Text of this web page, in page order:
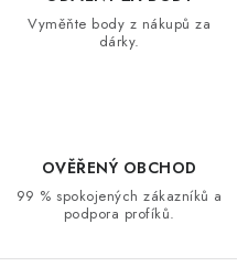
Vyměňte body z nákupů za
dárky.
OVĚŘENÝ OBCHOD
99 % spokojených zákazníků a
podpora profíků.